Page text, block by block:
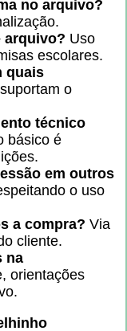
no arquivo?
arquivo? Uso
escolares.
quais
o
técnico
básico é
em outros
o uso
a compra? Via
cliente.
na
orientações